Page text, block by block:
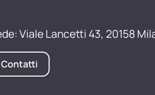
Viale Lancetti 43, 20158
Contatti